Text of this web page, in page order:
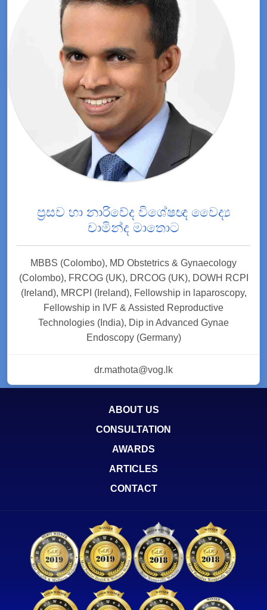
ප්‍රසව හා නාරිවේද විශේෂඥ වෛද්‍ය
චාමින්ද මාතොට
MBBS (Colombo), MD Obstetrics & Gynaecology
(Colombo), FRCOG (UK), DRCOG (UK), DOWH RCPI
(Ireland), MRCPI (Ireland), Fellowship in laparoscopy,
Fellowship in IVF & Assisted Reproductive
Technologies (India), Dip in Advanced Gynae
Endoscopy (Germany)
dr.mathota@vog.lk
ABOUT US
CONSULTATION
AWARDS
ARTICLES
CONTACT